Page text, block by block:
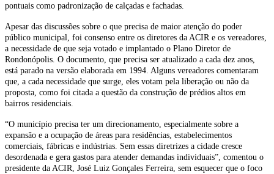
pontuais como padronização de calçadas e fachadas.
Apesar das discussões sobre o que precisa de maior atenção do poder
público municipal, foi consenso entre os diretores da ACIR e os vereadores,
a necessidade de que seja votado e implantado o Plano Diretor de
Rondonópolis. O documento, que precisa ser atualizado a cada dez anos,
está parado na versão elaborada em 1994. Alguns vereadores comentaram
que, a cada necessidade que surge, eles votam pela liberação ou não da
proposta, como foi citada a questão da construção de prédios altos em
bairros residenciais.
“O município precisa ter um direcionamento, especialmente sobre a
expansão e a ocupação de áreas para residências, estabelecimentos
comerciais, fábricas e indústrias. Sem essas diretrizes a cidade cresce
desordenada e gera gastos para atender demandas individuais”, comentou o
presidente da ACIR, José Luiz Gonçales Ferreira, sem esquecer que o foco